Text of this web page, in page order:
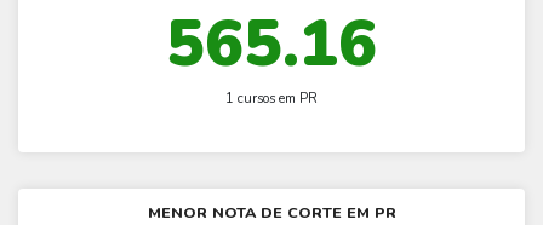
565.16
1 cursos em PR
MENOR NOTA DE CORTE EM PR